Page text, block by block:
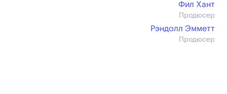
Фил Хант
Продюсер
Рэндолл Эмметт
Продюсер